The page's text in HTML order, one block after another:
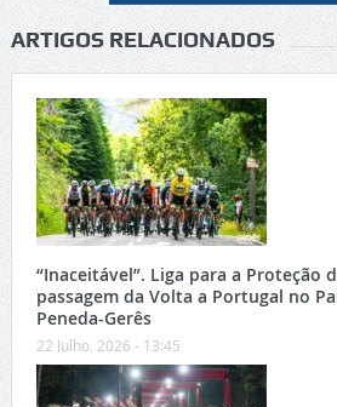
ARTIGOS RELACIONADOS
“Inaceitável”. Liga para a Proteção
passagem da Volta a Portugal no
Peneda-Gerês
22 Julho, 2026 - 13:45